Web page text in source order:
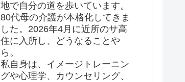
地で自分の道を歩いています。
80代母の介護が本格化してきま
した。2026年4月に近所のサ高
住に入所し、どうなることや
ら。
私自身は、イメージトレーニン
グや心理学、カウンセリング、